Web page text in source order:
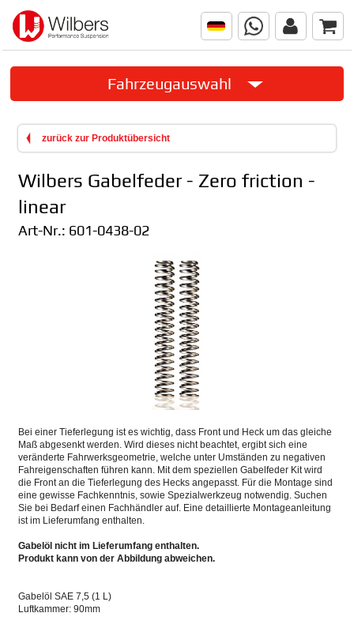
Fahrzeugauswahl
zurück zur Produktübersicht
Wilbers Gabelfeder - Zero friction -
linear
Art-Nr.: 601-0438-02
Bei einer Tieferlegung ist es wichtig, dass Front und Heck um das gleiche
Maß abgesenkt werden. Wird dieses nicht beachtet, ergibt sich eine
veränderte Fahrwerksgeometrie, welche unter Umständen zu negativen
Fahreigenschaften führen kann. Mit dem speziellen Gabelfeder Kit wird
die Front an die Tieferlegung des Hecks angepasst. Für die Montage sind
eine gewisse Fachkenntnis, sowie Spezialwerkzeug notwendig. Suchen
Sie bei Bedarf einen Fachhändler auf. Eine detaillierte Montageanleitung
ist im Lieferumfang enthalten.
Gabelöl nicht im Lieferumfang enthalten.
Produkt kann von der Abbildung abweichen.
Gabelöl SAE 7,5 (1 L)
Luftkammer: 90mm